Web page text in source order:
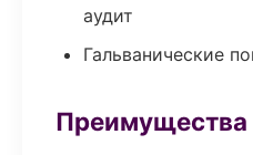
аудит
Гальванические
Преимущества